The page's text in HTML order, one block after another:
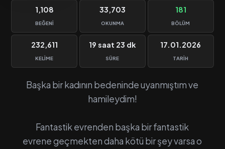
1,108
BEĞENI
33,703
OKUNMA
181
BÖLÜM
232,611
KELIME
19 saat 23 dk
SÜRE
17.01.2026
TARIH
Başka bir kadının bedeninde uyanmıştım ve
hamileydim!
Fantastik evrenden başka bir fantastik
evrene geçmekten daha kötü bir şey varsa o